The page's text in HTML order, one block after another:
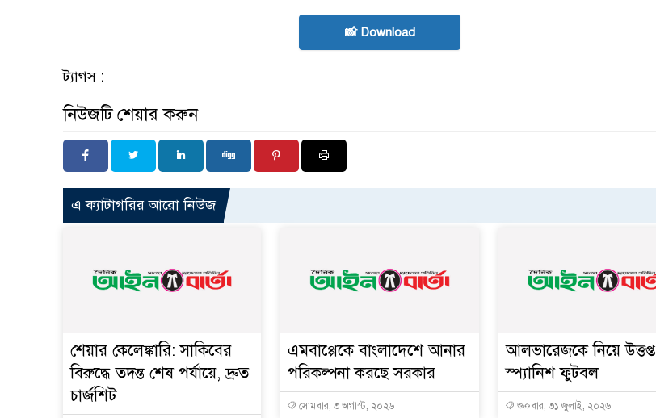
📸 Download
ট্যাগস :
নিউজটি শেয়ার করুন
এ ক্যাটাগরির আরো নিউজ
শেয়ার কেলেঙ্কারি: সাকিবের
বিরুদ্ধে তদন্ত শেষ পর্যায়ে, দ্রুত
চার্জশিট
এমবাপ্পেকে বাংলাদেশে আনার
পরিকল্পনা করছে সরকার
সোমবার, ৩ অগাস্ট, ২০২৬
আলভারেজকে নিয়ে উত্তপ্ত
স্প্যানিশ ফুটবল
শুক্রবার, ৩১ জুলাই, ২০২৬